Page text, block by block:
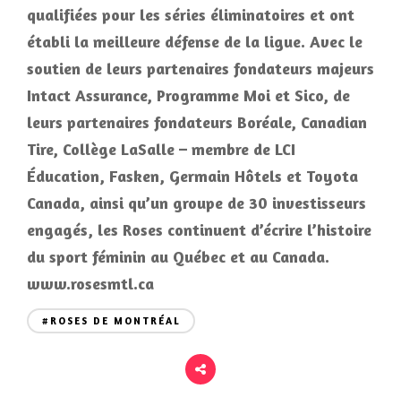
qualifiées pour les séries éliminatoires et ont
établi la meilleure défense de la ligue. Avec le
soutien de leurs partenaires fondateurs majeurs
Intact Assurance, Programme Moi et Sico, de
leurs partenaires fondateurs Boréale, Canadian
Tire, Collège LaSalle – membre de LCI
Éducation, Fasken, Germain Hôtels et Toyota
Canada, ainsi qu’un groupe de 30 investisseurs
engagés, les Roses continuent d’écrire l’histoire
du sport féminin au Québec et au Canada.
www.rosesmtl.ca
#ROSES DE MONTRÉAL